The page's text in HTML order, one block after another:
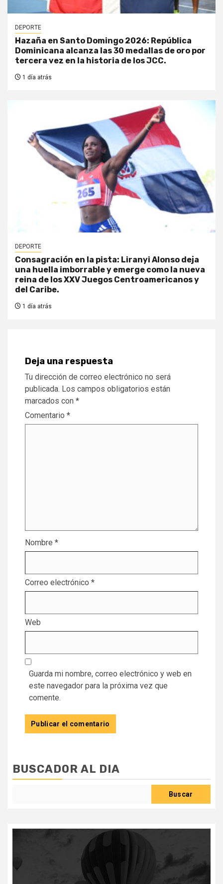
DEPORTE
Hazaña en Santo Domingo 2026: República
Dominicana alcanza las 30 medallas de oro por
tercera vez en la historia de los JCC.
1 día atrás
DEPORTE
Consagración en la pista: Liranyi Alonso deja
una huella imborrable y emerge como la nueva
reina de los XXV Juegos Centroamericanos y
del Caribe.
1 día atrás
Deja una respuesta
Tu dirección de correo electrónico no será
publicada. Los campos obligatorios están
marcados con *
Comentario *
Nombre *
Correo electrónico *
Web
Guarda mi nombre, correo electrónico y web en
este navegador para la próxima vez que
comente.
BUSCADOR AL DIA
Buscar